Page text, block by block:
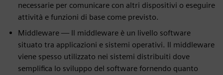
necessarie per comunicare con altri dispositivi o eseguire
attività e funzioni di base come previsto.
Middleware — Il middleware è un livello software
situato tra applicazioni e sistemi operativi. Il middleware
viene spesso utilizzato nei sistemi distribuiti dove
semplifica lo sviluppo del software fornendo quanto